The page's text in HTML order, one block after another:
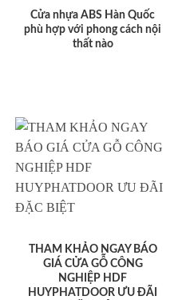
Cửa nhựa ABS Hàn Quốc
phù hợp với phong cách nội
thất nào
THAM KHẢO NGAY BÁO
GIÁ CỬA GỖ CÔNG
NGHIỆP HDF
HUYPHATDOOR ƯU ĐÃI